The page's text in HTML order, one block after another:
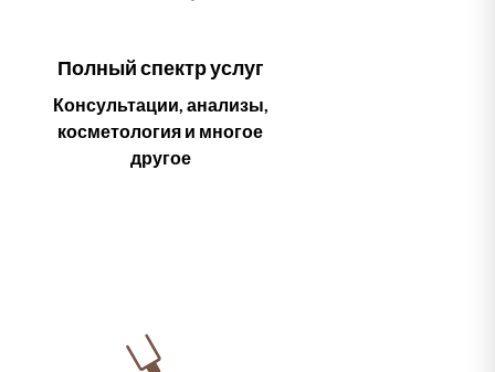
Полный спектр услуг
Консультации, анализы,
косметология и многое
другое